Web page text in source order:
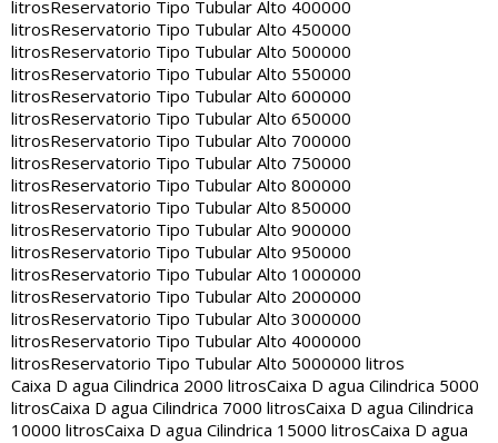
litrosReservatorio Tipo Tubular Alto 400000
litrosReservatorio Tipo Tubular Alto 450000
litrosReservatorio Tipo Tubular Alto 500000
litrosReservatorio Tipo Tubular Alto 550000
litrosReservatorio Tipo Tubular Alto 600000
litrosReservatorio Tipo Tubular Alto 650000
litrosReservatorio Tipo Tubular Alto 700000
litrosReservatorio Tipo Tubular Alto 750000
litrosReservatorio Tipo Tubular Alto 800000
litrosReservatorio Tipo Tubular Alto 850000
litrosReservatorio Tipo Tubular Alto 900000
litrosReservatorio Tipo Tubular Alto 950000
litrosReservatorio Tipo Tubular Alto 1000000
litrosReservatorio Tipo Tubular Alto 2000000
litrosReservatorio Tipo Tubular Alto 3000000
litrosReservatorio Tipo Tubular Alto 4000000
litrosReservatorio Tipo Tubular Alto 5000000 litros
Caixa D agua Cilindrica 2000 litrosCaixa D agua Cilindrica 5000
litrosCaixa D agua Cilindrica 7000 litrosCaixa D agua Cilindrica
10000 litrosCaixa D agua Cilindrica 15000 litrosCaixa D agua